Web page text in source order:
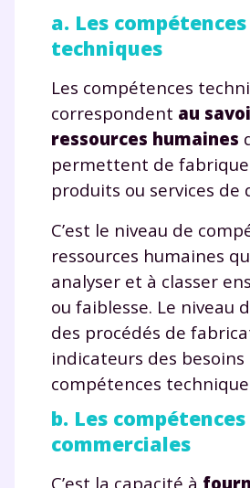
a. Les compétences
techniques
Les compétences
correspondent au
ressources humaines
permettent de
produits ou services de
C’est le niveau de
ressources humaines
analyser et à classer
ou faiblesse. Le niveau
des procédés de
indicateurs des
compétences
b. Les compétences
commerciales
C’est la capacité à